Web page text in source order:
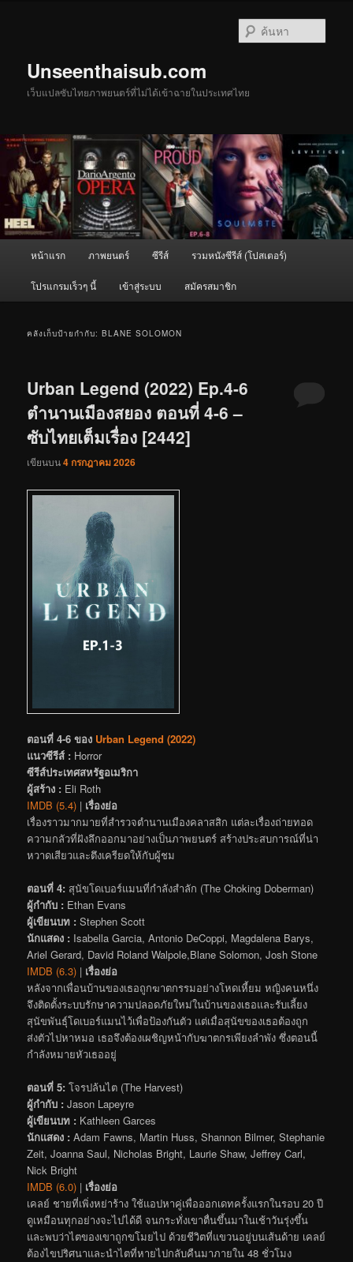
Unseenthaisub.com
เว็บแปลซับไทยภาพยนตร์ที่ไม่ได้เข้าฉายในประเทศไทย
หน้าแรก ภาพยนตร์ ซีรีส์ รวมหนังซีรีส์ (โปสเตอร์)
โปรแกรมเร็วๆ นี้ เข้าสู่ระบบ สมัครสมาชิก
คลังเก็บป้ายกำกับ:BLANE SOLOMON
Urban Legend (2022) Ep.4-6
ตำนานเมืองสยอง ตอนที่ 4-6 –
ซับไทยเต็มเรื่อง [2442]
เขียนบน4 กรกฎาคม 2026
ตอนที่ 4-6 ของ Urban Legend (2022)
แนวซีรีส์ : Horror
ซีรีส์ประเทศสหรัฐอเมริกา
ผู้สร้าง : Eli Roth
IMDB (5.4) | เรื่องย่อ
เรื่องราวมากมายที่สำรวจตำนานเมืองคลาสสิก แต่ละเรื่องถ่ายทอด
ความกลัวที่ฝังลึกออกมาอย่างเป็นภาพยนตร์ สร้างประสบการณ์ที่น่า
หวาดเสียวและตึงเครียดให้กับผู้ชม
ตอนที่ 4: สุนัขโดเบอร์แมนที่กำลังสำลัก (The Choking Doberman)
ผู้กำกับ : Ethan Evans
ผู้เขียนบท : Stephen Scott
นักแสดง : Isabella Garcia, Antonio DeCoppi, Magdalena Barys,
Ariel Gerard, David Roland Walpole,Blane Solomon, Josh Stone
IMDB (6.3) | เรื่องย่อ
หลังจากเพื่อนบ้านของเธอถูกฆาตกรรมอย่างโหดเหี้ยม หญิงคนหนึ่ง
จึงติดตั้งระบบรักษาความปลอดภัยใหม่ในบ้านของเธอและรับเลี้ยง
สุนัขพันธุ์โดเบอร์แมนไว้เพื่อป้องกันตัว แต่เมื่อสุนัขของเธอต้องถูก
ส่งตัวไปหาหมอ เธอจึงต้องเผชิญหน้ากับฆาตกรเพียงลำพัง ซึ่งตอนนี้
กำลังหมายหัวเธออยู่
ตอนที่ 5: โจรปล้นไต (The Harvest)
ผู้กำกับ : Jason Lapeyre
ผู้เขียนบท : Kathleen Garces
นักแสดง : Adam Fawns, Martin Huss, Shannon Bilmer, Stephanie
Zeit, Joanna Saul, Nicholas Bright, Laurie Shaw, Jeffrey Carl,
Nick Bright
IMDB (6.0) | เรื่องย่อ
เคลย์ ชายที่เพิ่งหย่าร้าง ใช้แอปหาคู่เพื่อออกเดทครั้งแรกในรอบ 20 ปี
ดูเหมือนทุกอย่างจะไปได้ดี จนกระทั่งเขาตื่นขึ้นมาในเช้าวันรุ่งขึ้น
และพบว่าไตของเขาถูกขโมยไป ด้วยชีวิตที่แขวนอยู่บนเส้นด้าย เคลย์
ต้องไขปริศนาและนำไตที่หายไปกลับคืนมาภายใน 48 ชั่วโมง